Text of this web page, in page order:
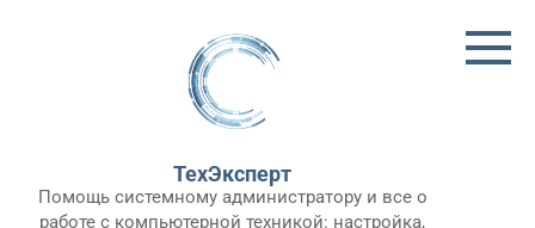
ТехЭксперт
Помощь системному администратору и все о
работе с компьютерной техникой: настройка,